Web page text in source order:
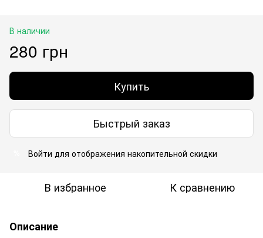
В наличии
280 грн
Купить
Быстрый заказ
Войти для отображения накопительной скидки
В избранное К сравнению
Описание